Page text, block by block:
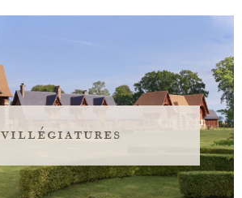
villégiatures